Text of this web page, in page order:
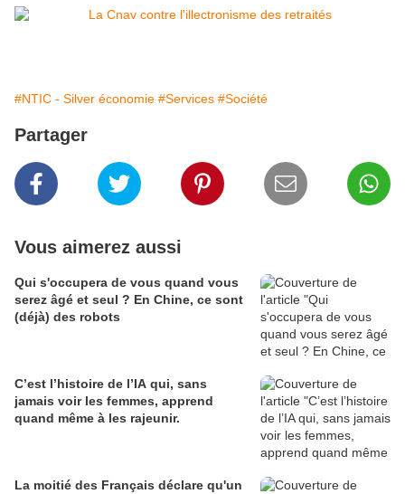
#NTIC - Silver économie #Services #Société
Partager
Vous aimerez aussi
Qui s'occupera de vous quand vous
serez âgé et seul ? En Chine, ce sont
(déjà) des robots
C’est l’histoire de l’IA qui, sans
jamais voir les femmes, apprend
quand même à les rajeunir.
La moitié des Français déclare qu'un